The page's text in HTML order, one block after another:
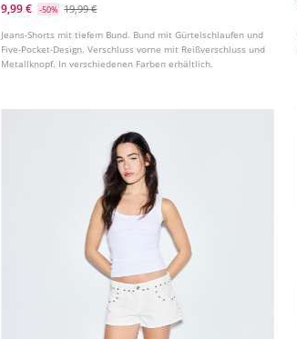
9,99 €
-50% 19,99 €
Jeans-Shorts mit tiefem Bund. Bund mit Gürtelschlaufen und
Five-Pocket-Design. Verschluss vorne mit Reißverschluss und
Metallknopf. In verschiedenen Farben erhältlich.